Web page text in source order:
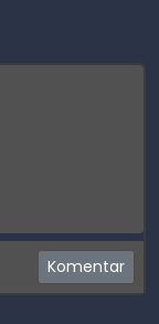
Komentar